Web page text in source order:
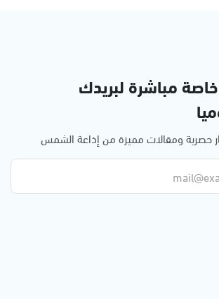
خاصة مباشرة لبريدك
حصرية ومقالات مميزة من إذاعة الشمس